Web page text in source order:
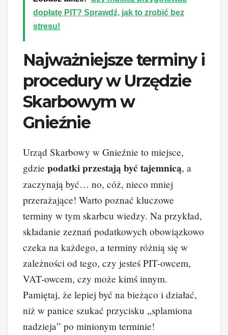
dopłatę PIT? Sprawdź, jak to zrobić bez
stresu!
Najważniejsze terminy i
procedury w Urzędzie
Skarbowym w
Gnieźnie
Urząd Skarbowy w Gnieźnie to miejsce,
gdzie podatki przestają być tajemnicą, a
zaczynają być… no, cóż, nieco mniej
przerażające! Warto poznać kluczowe
terminy w tym skarbcu wiedzy. Na przykład,
składanie zeznań podatkowych obowiązkowo
czeka na każdego, a terminy różnią się w
zależności od tego, czy jesteś PIT-owcem,
VAT-owcem, czy może kimś innym.
Pamiętaj, że lepiej być na bieżąco i działać,
niż w panice szukać przycisku „splamiona
nadzieja” po minionym terminie!